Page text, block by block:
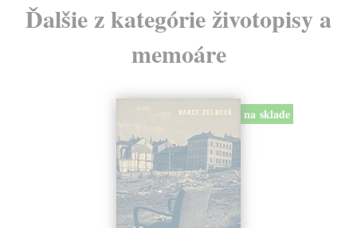
Ďalšie z kategórie životopisy a
memoáre
na sklade